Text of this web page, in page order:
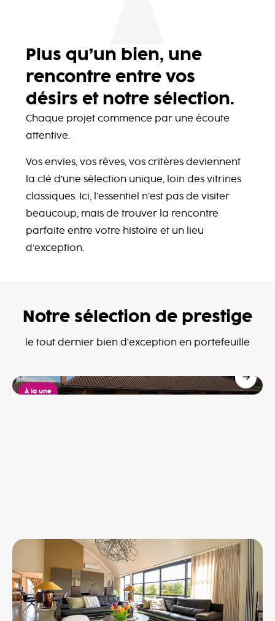
Plus qu’un bien, une
rencontre entre vos
désirs et notre sélection.
Chaque projet commence par une écoute
attentive.
Vos envies, vos rêves, vos critères deviennent
la clé d’une sélection unique, loin des vitrines
classiques. Ici, l’essentiel n’est pas de visiter
beaucoup, mais de trouver la rencontre
parfaite entre votre histoire et un lieu
d’exception.
Notre sélection de prestige
le tout dernier bien d'exception en portefeuille
À la une
Villa à Dottignies